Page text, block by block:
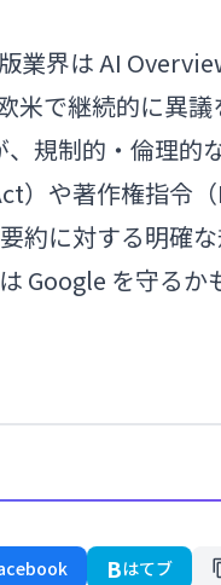
業界は AI
米で継続的に異
規制的・倫理的
）や著作権指令
約に対する明確
Google を守る
Bはてブ